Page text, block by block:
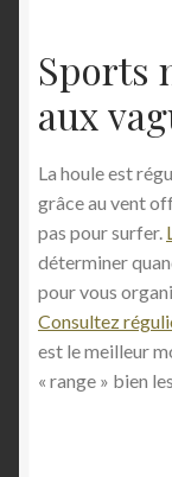
Sports
aux
La houle est
grâce au vent
pas pour surfer.
déterminer
pour vous
Consultez
est le meilleur
« range » bien